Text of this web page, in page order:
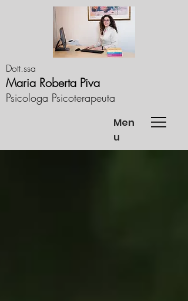
Dott.ssa
Maria Roberta Piva
Psicologa Psicoterapeuta
Men
u